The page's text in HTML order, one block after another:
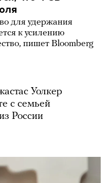
для удержания
к усилению
пишет Bloomberg
Уолкер
с семьей
России